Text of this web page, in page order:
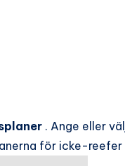
. Ange eller
för icke-